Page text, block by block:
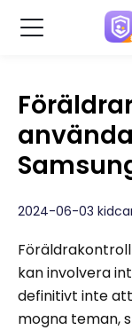
2024-06-03
kan involvera
definitivt inte
mogna teman,